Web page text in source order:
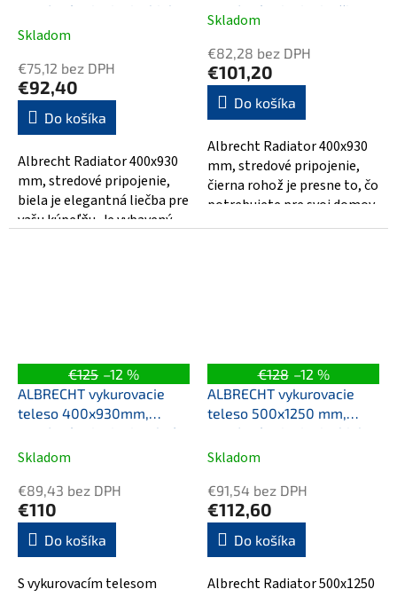
stredové pripojenie, biela
Skladom
€75,12 bez DPH
€92,40
Do košíka
Albrecht Radiator 400x930
mm, stredové pripojenie,
biela je elegantná liečba pre
vašu kúpeľňu. Je vybavený
stredové pripojenie, čierna
matná
Priemerné
hodnotenie
produktu
je
5,0
z
5
hviezdičiek.
Skladom
€82,28 bez DPH
€101,20
Do košíka
Albrecht Radiator 400x930
mm, stredové pripojenie,
čierna rohož je presne to, čo
potrebujete pre svoj domov.
Kompaktný dizajn s
€125 –12 %
ALBRECHT vykurovacie
teleso 400x930mm,
stredové pripojenie, chróm
Skladom
€89,43 bez DPH
€110
Do košíka
S vykurovacím telesom
€128 –12 %
ALBRECHT vykurovacie
teleso 500x1250 mm,
stredové pripojenie, biela
Skladom
€91,54 bez DPH
€112,60
Do košíka
Albrecht Radiator 500x1250